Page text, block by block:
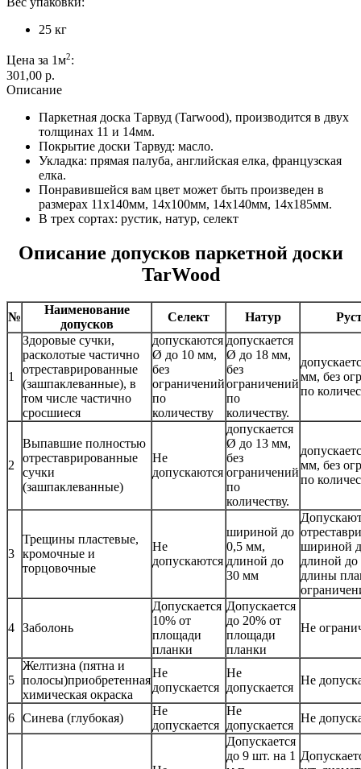
25 кг
Цена за 1м2:
301,00 p.
Описание
Паркетная доска Тарвуд (Tarwood), производится в двух
толщинах 11 и 14мм.
Покрытие доски Тарвуд: масло.
Укладка: прямая палуба, английская елка, французская
елка.
Понравившейся вам цвет может быть произведен в
размерах 11х140мм, 14х100мм, 14х140мм, 14х185мм.
В трех сортах: рустик, натур, селект
Описание допусков паркетной доски
TarWood
№
Наименование
допусков
Селект Натур
1
Здоровые сучки,
расколотые частично
отреставрированные
(зашпаклеванные), в
том числе частично
сросшиеся
допускаются
Ø до 10 мм,
без
ограничений
по
количеству
допускается
Ø до 18 мм,
без
ограничений
по
количеству.
мм, без
по
2
Выпавшие полностью
отреставрированные
сучки
(зашпаклеванные)
Не
допускаются
допускается
Ø до 13 мм,
без
ограничений
по
количеству.
мм, без
по
3
Трещины пластевые,
кромочные и
торцовочные
Не
допускаются
шириной до
0,5 мм,
длиной до
30 мм
шириной
длиной до
длины
4 Заболонь
Допускается
10% от
площади
планки
Допускается
до 20% от
площади
планки
Не
5
Желтизна (пятна и
полосы)приобретенная
химическая окраска
Не
допускается
Не
допускается
Не
6 Синева (глубокая)
Не
допускается
Не
допускается
Не
Допускается
до 9 шт. на 1